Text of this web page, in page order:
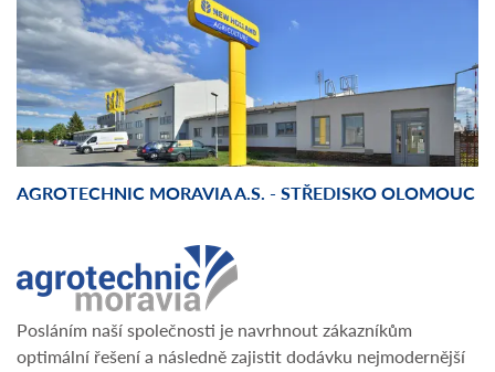
AGROTECHNIC MORAVIA A.S. - STŘEDISKO OLOMOUC
Posláním naší společnosti je navrhnout zákazníkům
optimální řešení a následně zajistit dodávku nejmodernější